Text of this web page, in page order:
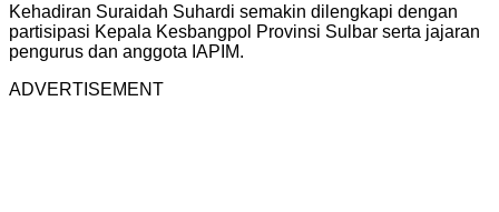
Kehadiran Suraidah Suhardi semakin dilengkapi dengan
partisipasi Kepala Kesbangpol Provinsi Sulbar serta jajaran
pengurus dan anggota IAPIM.
ADVERTISEMENT